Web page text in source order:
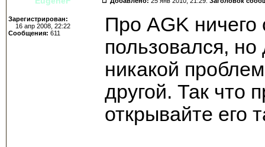
Зарегистрирован:
16 апр 2008, 22:22
Сообщения: 611
Про AGK ничего
пользовался,
никакой
другой. Так что
открывайте его